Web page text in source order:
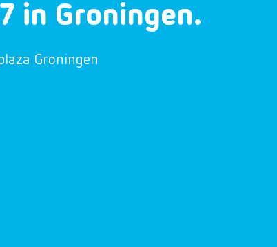
in Groningen.
Groningen